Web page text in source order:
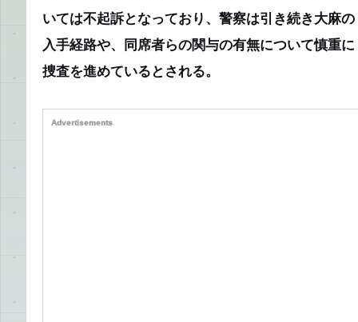
いては不起訴となっており、警察は引き続き大麻の
入手経路や、同席者らの関与の有無について慎重に
捜査を進めているとされる。
Advertisements